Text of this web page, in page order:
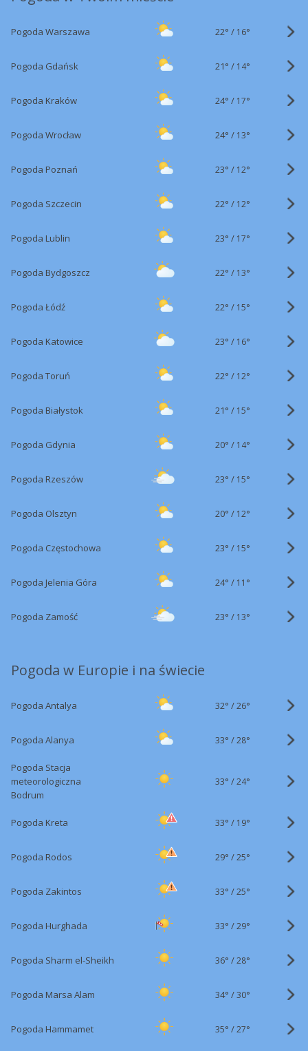
Pogoda Warszawa 22° / 16°
Pogoda Gdańsk 21° / 14°
Pogoda Kraków 24° / 17°
Pogoda Wrocław 24° / 13°
Pogoda Poznań 23° / 12°
Pogoda Szczecin 22° / 12°
Pogoda Lublin 23° / 17°
Pogoda Bydgoszcz 22° / 13°
Pogoda Łódź 22° / 15°
Pogoda Katowice 23° / 16°
Pogoda Toruń 22° / 12°
Pogoda Białystok 21° / 15°
Pogoda Gdynia 20° / 14°
Pogoda Rzeszów 23° / 15°
Pogoda Olsztyn 20° / 12°
Pogoda Częstochowa 23° / 15°
Pogoda Jelenia Góra 24° / 11°
Pogoda Zamość 23° / 13°
Pogoda w Europie i na świecie
Pogoda Antalya 32° /26°
Pogoda Alanya 33° /28°
Pogoda Stacja
meteorologiczna
Bodrum
33° /24°
Pogoda Kreta 33° / 19°
Pogoda Rodos 29° /25°
Pogoda Zakintos 33° /25°
Pogoda Hurghada 33° /29°
Pogoda Sharm el-Sheikh 36° /28°
Pogoda Marsa Alam 34° /30°
Pogoda Hammamet 35° /27°